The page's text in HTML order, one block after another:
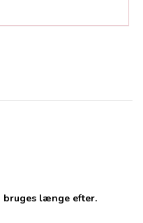
bruges længe efter.